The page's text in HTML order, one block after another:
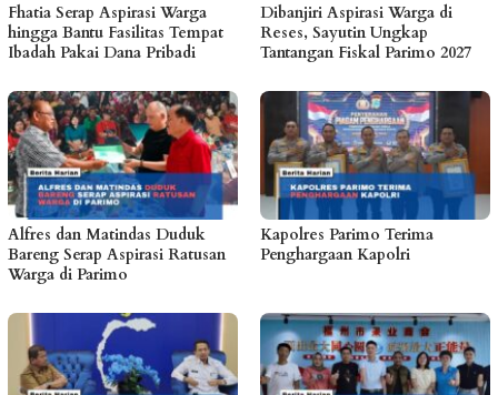
Fhatia Serap Aspirasi Warga
hingga Bantu Fasilitas Tempat
Ibadah Pakai Dana Pribadi
Dibanjiri Aspirasi Warga di
Reses, Sayutin Ungkap
Tantangan Fiskal Parimo 2027
Alfres dan Matindas Duduk
Bareng Serap Aspirasi Ratusan
Warga di Parimo
Kapolres Parimo Terima
Penghargaan Kapolri